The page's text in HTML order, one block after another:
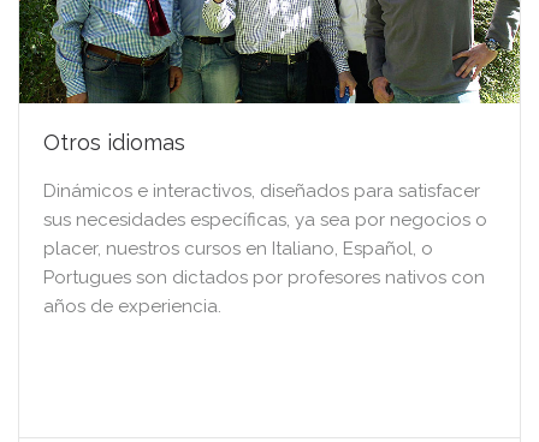
Otros idiomas
Dinámicos e interactivos, diseñados para satisfacer
sus necesidades específicas, ya sea por negocios o
placer, nuestros cursos en Italiano, Español, o
Portugues son dictados por profesores nativos con
años de experiencia.